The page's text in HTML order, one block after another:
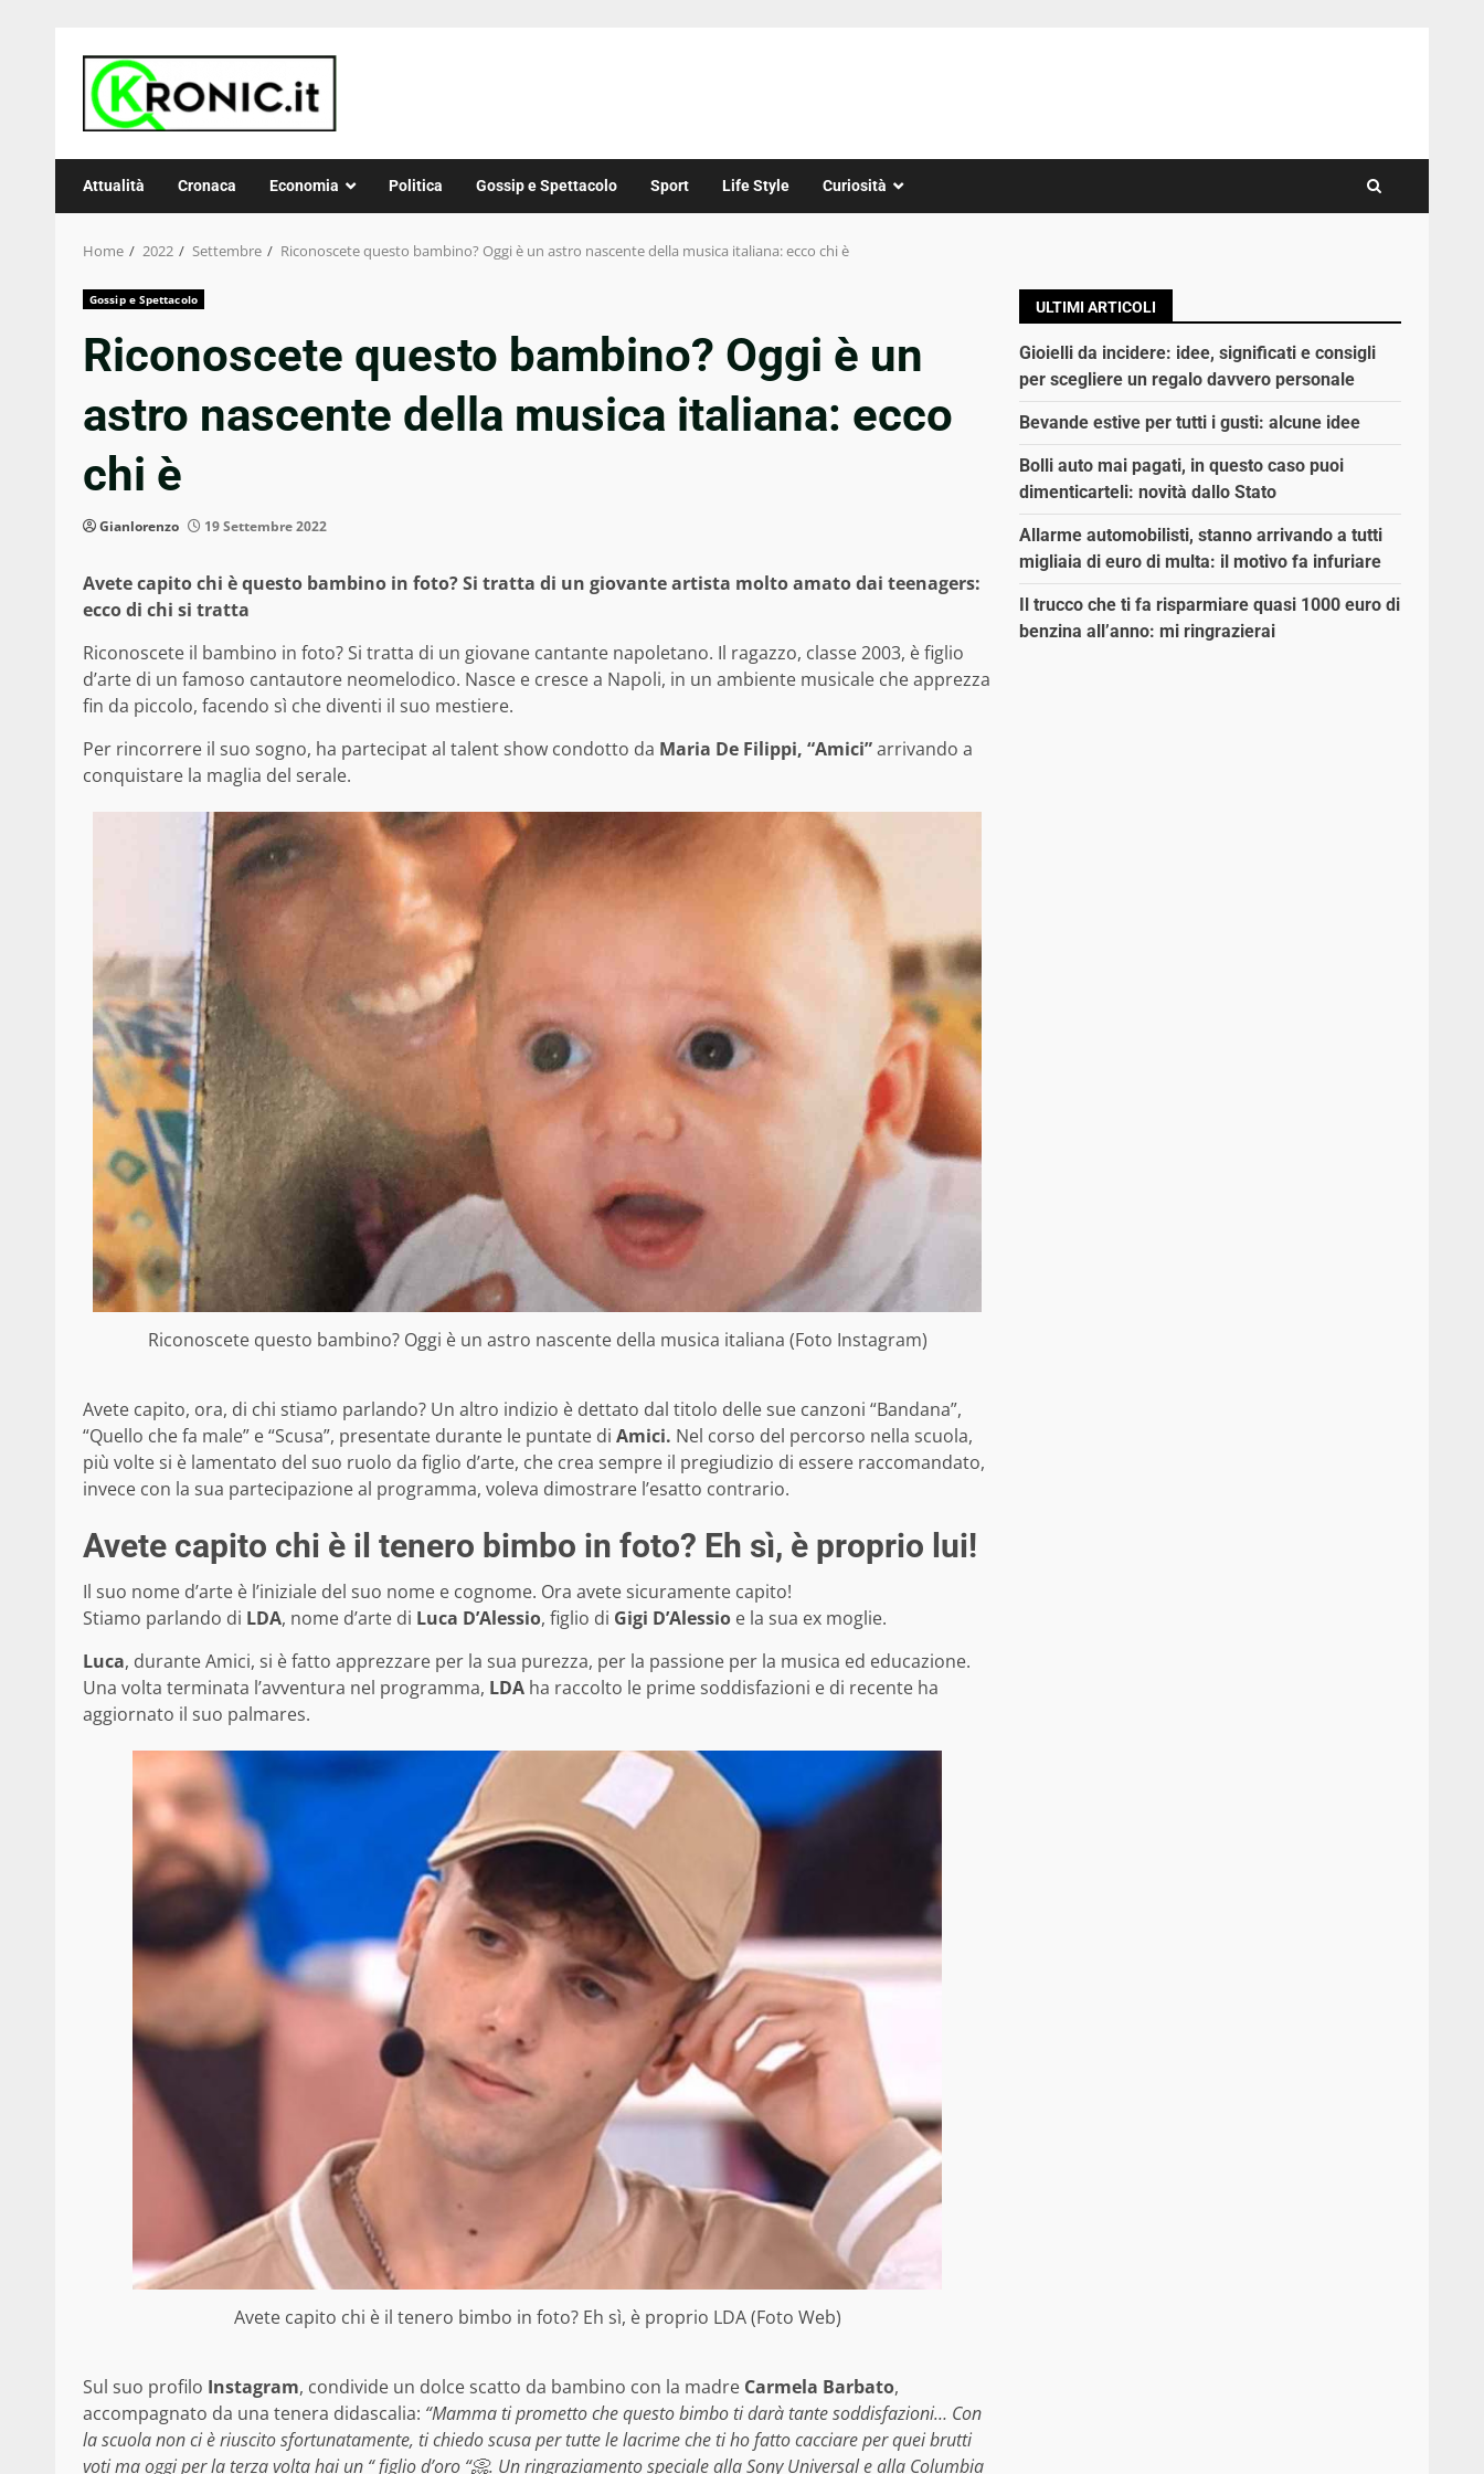
content
Attualità Cronaca Economia Politica Gossip e Spettacolo Sport Life Style Curiosità
Home 2022 Settembre Riconoscete questo bambino? Oggi è un astro nascente della musica italiana: ecco chi è
Gossip e Spettacolo
Riconoscete questo bambino? Oggi è un
astro nascente della musica italiana: ecco
chi è
Gianlorenzo 19 Settembre 2022
Avete capito chi è questo bambino in foto? Si tratta di un giovante artista molto amato dai teenagers:
ecco di chi si tratta
Riconoscete il bambino in foto? Si tratta di un giovane cantante napoletano. Il ragazzo, classe 2003, è figlio
d’arte di un famoso cantautore neomelodico. Nasce e cresce a Napoli, in un ambiente musicale che apprezza
fin da piccolo, facendo sì che diventi il suo mestiere.
Per rincorrere il suo sogno, ha partecipat al talent show condotto da Maria De Filippi, “Amici”arrivando a
conquistare la maglia del serale.
Riconoscete questo bambino? Oggi è un astro nascente della musica italiana (Foto Instagram)
Avete capito, ora, di chi stiamo parlando? Un altro indizio è dettato dal titolo delle sue canzoni “Bandana”,
“Quello che fa male” e “Scusa”, presentate durante le puntate di Amici. Nel corso del percorso nella scuola,
più volte si è lamentato del suo ruolo da figlio d’arte, che crea sempre il pregiudizio di essere raccomandato,
invece con la sua partecipazione al programma, voleva dimostrare l’esatto contrario.
Avete capito chi è il tenero bimbo in foto? Eh sì, è proprio lui!
Il suo nome d’arte è l’iniziale del suo nome e cognome. Ora avete sicuramente capito!
Stiamo parlando di LDA, nome d’arte di Luca D’Alessio, figlio di Gigi D’Alessio e la sua ex moglie.
Luca, durante Amici, si è fatto apprezzare per la sua purezza, per la passione per la musica ed educazione.
Una volta terminata l’avventura nel programma, LDA ha raccolto le prime soddisfazioni e di recente ha
aggiornato il suo palmares.
Avete capito chi è il tenero bimbo in foto? Eh sì, è proprio LDA (Foto Web)
Sul suo profilo Instagram, condivide un dolce scatto da bambino con la madre Carmela Barbato,
accompagnato da una tenera didascalia: “Mamma ti prometto che questo bimbo ti darà tante soddisfazioni… Con
la scuola non ci è riuscito sfortunatamente, ti chiedo scusa per tutte le lacrime che ti ho fatto cacciare per quei brutti
voti ma oggi per la terza volta hai un “ figlio d’oro “📀. Un ringraziamento speciale alla Sony Universal e alla Columbia
ULTIMI ARTICOLI
Gioielli da incidere: idee, significati e consigli
per scegliere un regalo davvero personale
Bevande estive per tutti i gusti: alcune idee
Bolli auto mai pagati, in questo caso puoi
dimenticarteli: novità dallo Stato
Allarme automobilisti, stanno arrivando a tutti
migliaia di euro di multa: il motivo fa infuriare
Il trucco che ti fa risparmiare quasi 1000 euro di
benzina all’anno: mi ringrazierai